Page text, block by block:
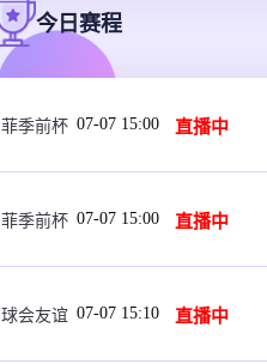
今日赛程
菲季前杯 07-07 15:00 直播中
菲季前杯 07-07 15:00 直播中
球会友谊 07-07 15:10 直播中